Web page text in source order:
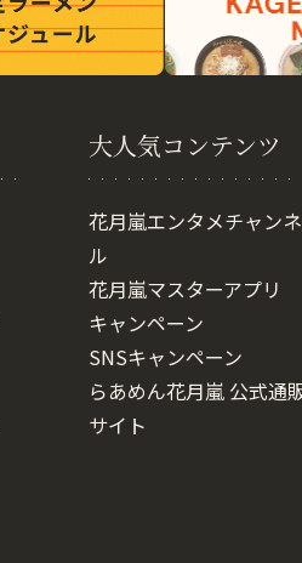
大人気コンテンツ
花月嵐エンタメチャンネ
ル
花月嵐マスターアプリ
キャンペーン
SNSキャンペーン
らあめん花月嵐 公式通
サイト